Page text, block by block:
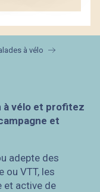
à vélo
à vélo et profitez
et
adepte des
ou VTT, les
et active de